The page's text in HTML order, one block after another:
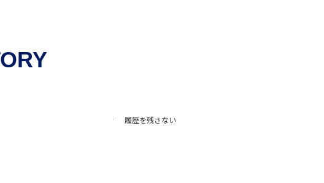
履歴を残さない